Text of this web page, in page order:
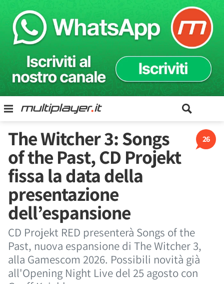
26
The Witcher 3: Songs
of the Past, CD Projekt
fissa la data della
presentazione
dell’espansione
CD Projekt RED presenterà Songs of the
Past, nuova espansione di The Witcher 3,
alla Gamescom 2026. Possibili novità già
all'Opening Night Live del 25 agosto con